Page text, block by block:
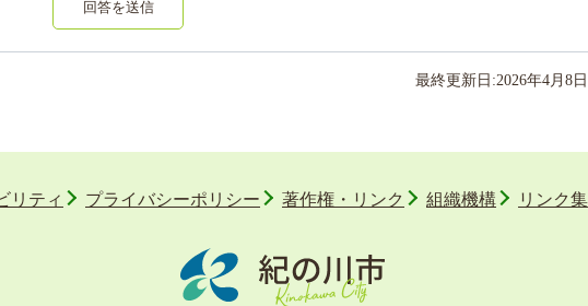
回答を送信
最終更新日:2026年4月 8 日
リティ プライバシーポリシー 著作権・リンク 組織機構 リンク集